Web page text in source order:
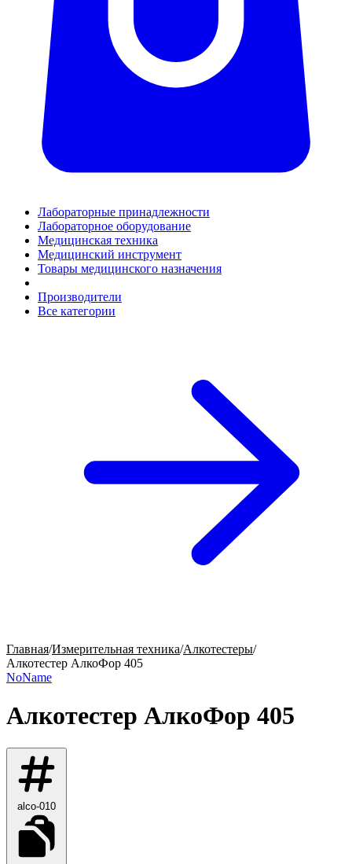
Лабораторные принадлежности
Лабораторное оборудование
Медицинская техника
Медицинский инструмент
Товары медицинского назначения
Производители
Все категории
Главная/Измерительная техника/Алкотестеры/
Алкотестер АлкоФор 405
NoName
Алкотестер АлкоФор 405
alco-010